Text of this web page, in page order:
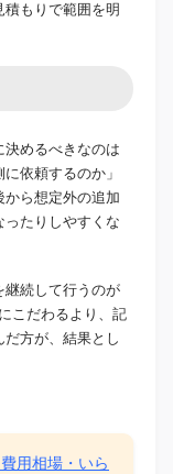
もりで範囲を明
めるべきなのは
依頼するのか」
ら想定外の追加
たりしやすくな
継続して行うのが
こだわるより、記
方が、結果とし
用相場・いら